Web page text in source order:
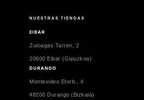
NUESTRAS TIENDAS
EIBAR
Zuloagas Tarren, 2
20600 Eibar (Gipuzkoa)
DURANGO
Montevideo Etorb., 4
48200 Durango (Bizkaia)